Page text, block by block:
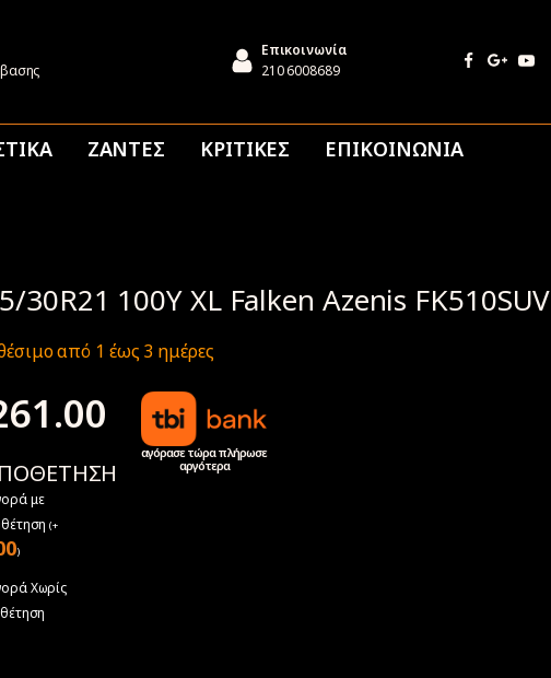
Επικοινωνία
210 6008689
ΖΑΝΤΕΣ ΚΡΙΤΙΚΕΣ ΕΠΙΚΟΙΝΩΝΙΑ
30R21 100Y XL Falken Azenis FK510SUV
από 1 έως 3 ημέρες
αγόρασε τώρα πλήρωσε
αργότερα
με
(+
)
Χωρίς